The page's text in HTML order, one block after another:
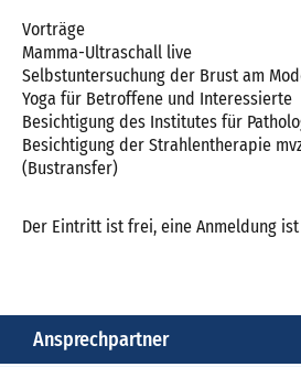
Vorträge
Mamma-Ultraschall live
Selbstuntersuchung der Brust am
Yoga für Betroffene und Interessierte
Besichtigung des Institutes für
Besichtigung der Strahlentherapie
(Bustransfer)
Der Eintritt ist frei, eine Anmeldung
Ansprechpartner